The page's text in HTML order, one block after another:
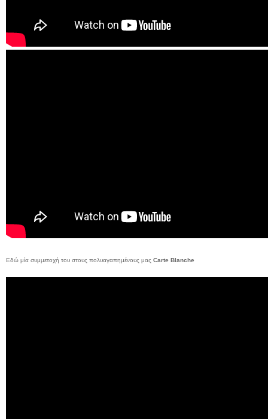
Εδώ μία συμμετοχή του στους πολυαγαπημένους μας Carte Blanche